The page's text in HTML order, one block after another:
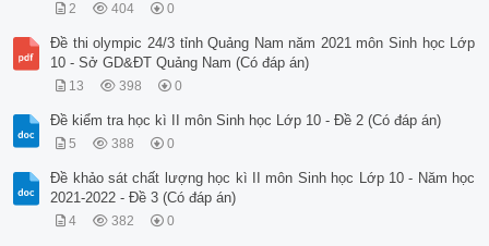
2 404 0
Đề thi olympic 24/3 tỉnh Quảng Nam năm 2021 môn Sinh học Lớp
10 - Sở GD&ĐT Quảng Nam (Có đáp án)
13 398 0
Đề kiểm tra học kì II môn Sinh học Lớp 10 - Đề 2 (Có đáp án)
5 388 0
Đề khảo sát chất lượng học kì II môn Sinh học Lớp 10 - Năm học
2021-2022 - Đề 3 (Có đáp án)
4 382 0